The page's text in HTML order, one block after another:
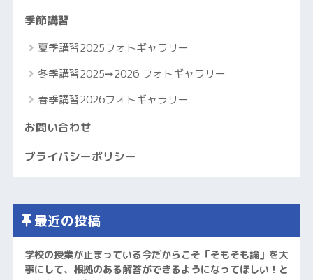
季節講習
夏季講習2025フォトギャラリー
冬季講習2025➞2026 フォトギャラリー
春季講習2026フォトギャラリー
お問い合わせ
プライバシーポリシー
最近の投稿
学校の授業が止まっている今だからこそ「そもそも論」を大
事にして、根拠のある解答ができるようになってほしい！と